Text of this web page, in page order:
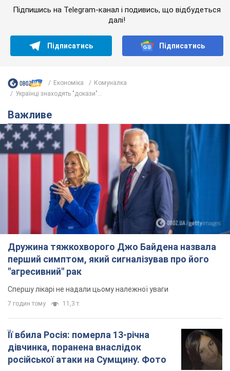
Підпишись на Telegram-канал і подивись, що відбудеться
далі!
Підписатись Підписатись
Економіка
Комуналка
Українці знаходять "докази"...
Важливе
Дружина тяжкохворого Джо Байдена назвала
перший симптом, який сигналізував про його
"агресивний" рак
Спершу лікарі не надали цьому належної уваги
7 годин тому 11,3 т.
Її вбила Росія: померла 13-річна
дівчинка, поранена внаслідок
російської атаки на Сумщину. Фото